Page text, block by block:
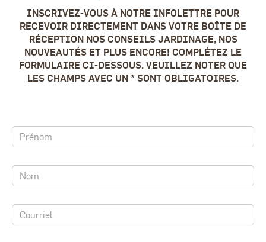
INSCRIVEZ-VOUS À NOTRE INFOLETTRE POUR
RECEVOIR DIRECTEMENT DANS VOTRE BOÎTE DE
RÉCEPTION NOS CONSEILS JARDINAGE, NOS
NOUVEAUTÉS ET PLUS ENCORE! COMPLÉTEZ LE
FORMULAIRE CI-DESSOUS. VEUILLEZ NOTER QUE
LES CHAMPS AVEC UN * SONT OBLIGATOIRES.